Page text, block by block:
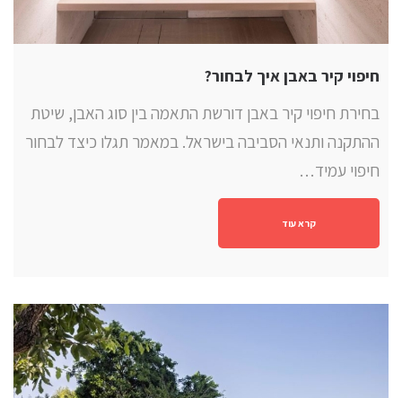
חיפוי קיר באבן איך לבחור?
בחירת חיפוי קיר באבן דורשת התאמה בין סוג האבן, שיטת
ההתקנה ותנאי הסביבה בישראל. במאמר תגלו כיצד לבחור
חיפוי עמיד…
קרא עוד